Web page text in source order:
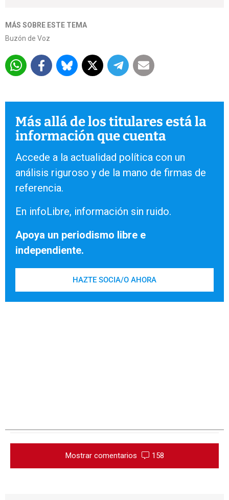
MÁS SOBRE ESTE TEMA
Buzón de Voz
Más allá de los titulares está la
información que cuenta
Accede a la actualidad política con un
análisis riguroso y de la mano de firmas de
referencia.
En infoLibre, información sin ruido.
Apoya un periodismo libre e
independiente.
HAZTE SOCIA/O AHORA
Mostrar comentarios 158